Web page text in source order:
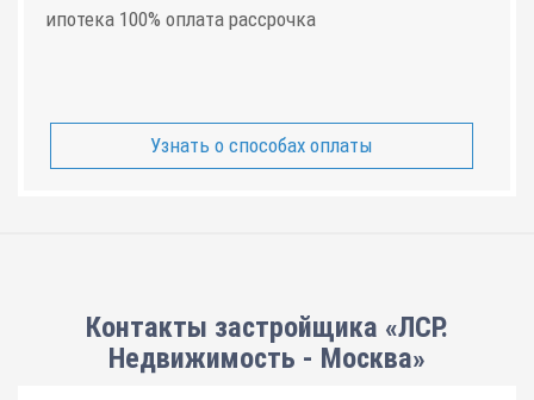
ипотека 100% оплата рассрочка
Узнать о способах оплаты
Контакты застройщика «ЛСР.
Недвижимость - Москва»